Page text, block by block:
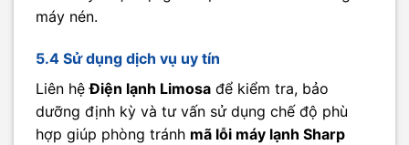
máy nén.
5.4 Sử dụng dịch vụ uy tín
Liên hệĐiện lạnh Limosa để kiểm tra, bảo
dưỡng định kỳ và tư vấn sử dụng chế độ phù
hợp giúp phòng tránh mã lỗi máy lạnh Sharp